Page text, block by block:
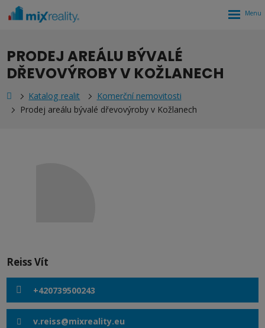
PRODEJ AREÁLU BÝVALÉ
DŘEVOVÝROBY V KOŽLANECH
Katalog realit
Komerční nemovitosti
Prodej areálu bývalé dřevovýroby v Kožlanech
Reiss Vít
+420739500243
v.reiss@mixreality.eu